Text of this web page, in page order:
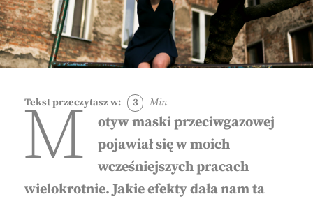
Tekst przeczytasz w: 3 Min
M
otyw maski przeciwgazowej
pojawiał się w moich
wcześniejszych pracach
wielokrotnie. Jakie efekty dała nam ta